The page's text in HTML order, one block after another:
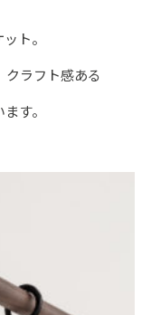
ト。
ラフト感ある
す。